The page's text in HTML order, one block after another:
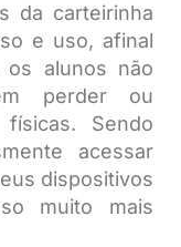
da carteirinha
e uso, afinal
alunos não
perder ou
Sendo
acessar
dispositivos
muito mais